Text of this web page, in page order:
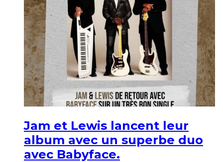
Jam et Lewis lancent leur
album avec un superbe duo
avec Babyface.